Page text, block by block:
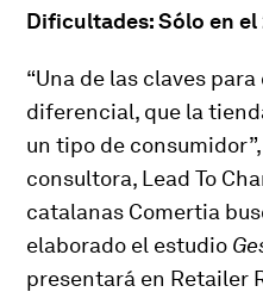
Dificultades: Sólo en
“Una de las claves
diferencial, que la
un tipo de
consultora, Lead To
catalanas Comertia
elaborado el estudio
presentará en Retailer